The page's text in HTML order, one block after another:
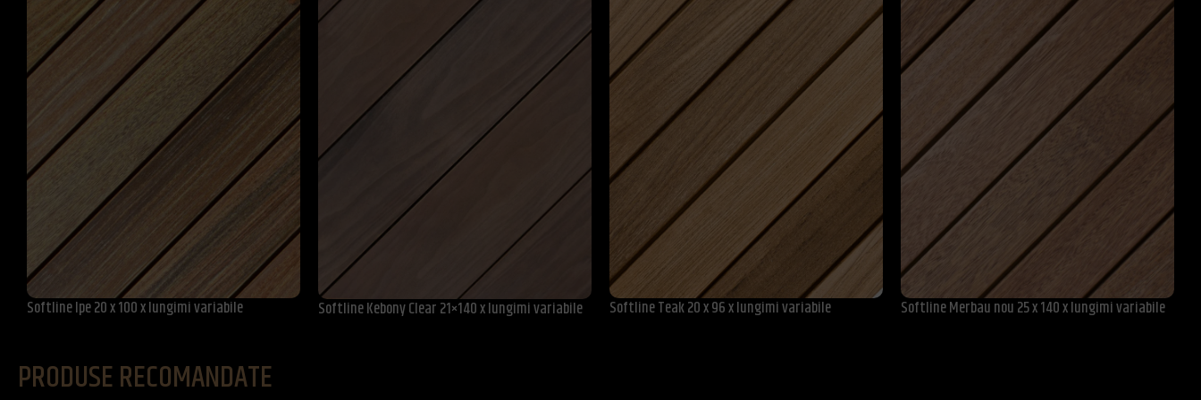
Softline Ipe 20 x 100 x lungimi variabile Softline Kebony Clear 21×140 x lungimi variabile Softline Teak 20 x 96 x lungimi variabile Softline Merbau nou 25 x 140 x lungimi variabile
PRODUSE RECOMANDATE